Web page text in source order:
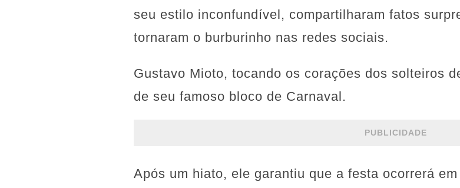
seu estilo inconfundível, compartilharam fatos
tornaram o burburinho nas redes sociais.
Gustavo Mioto, tocando os corações dos solteiros
de seu famoso bloco de Carnaval.
PUBLICIDADE
Após um hiato, ele garantiu que a festa ocorrerá